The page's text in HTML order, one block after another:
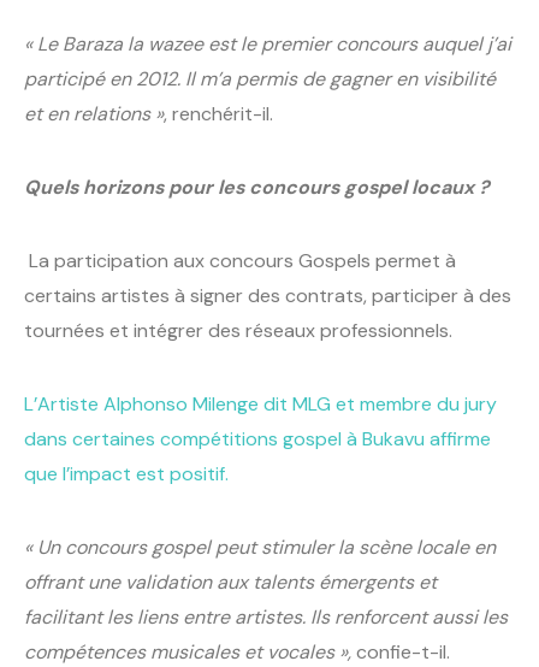
« Le Baraza la wazee est le premier concours auquel j’ai
participé en 2012. Il m’a permis de gagner en visibilité
et en relations », renchérit-il.
Quels horizons pour les concours gospel locaux ?
La participation aux concours Gospels permet à
certains artistes à signer des contrats, participer à des
tournées et intégrer des réseaux professionnels.
L’Artiste Alphonso Milenge dit MLG et membre du jury
dans certaines compétitions gospel à Bukavu affirme
que l’impact est positif.
« Un concours gospel peut stimuler la scène locale en
offrant une validation aux talents émergents et
facilitant les liens entre artistes. Ils renforcent aussi les
compétences musicales et vocales »,confie-t-il.